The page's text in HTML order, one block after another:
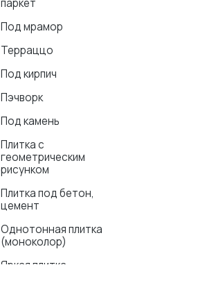
паркет
Под мрамор
Терраццо
Под кирпич
Пэчворк
Под камень
Плитка с
геометрическим
рисунком
Плитка под бетон,
цемент
Однотонная плитка
(моноколор)
Яркая плитка